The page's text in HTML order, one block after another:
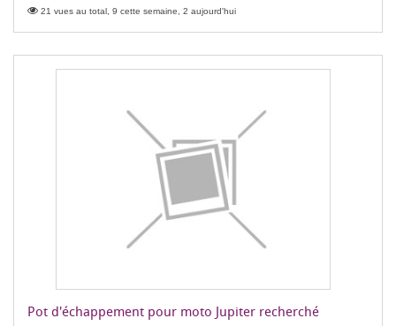
21 vues au total, 9 cette semaine, 2 aujourd'hui
Pot d'échappement pour moto Jupiter recherché